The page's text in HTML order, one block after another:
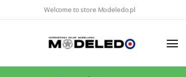
Welcome to store Modeledo.pl